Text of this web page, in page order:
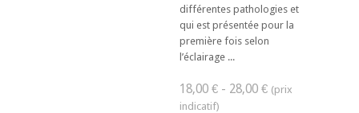
différentes pathologies et
qui est présentée pour la
première fois selon
l’éclairage ...
18,00 € - 28,00 €